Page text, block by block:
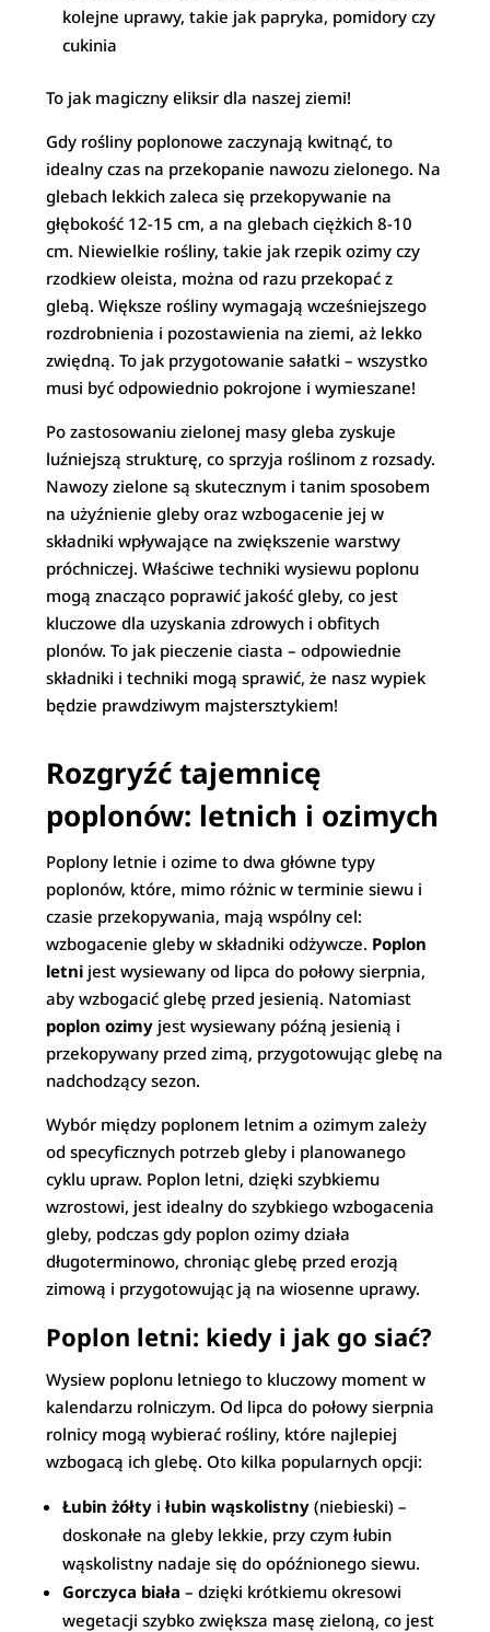
kolejne uprawy, takie jak papryka, pomidory czy
cukinia
To jak magiczny eliksir dla naszej ziemi!
Gdy rośliny poplonowe zaczynają kwitnąć, to
idealny czas na przekopanie nawozu zielonego. Na
glebach lekkich zaleca się przekopywanie na
głębokość 12-15 cm, a na glebach ciężkich 8-10
cm. Niewielkie rośliny, takie jak rzepik ozimy czy
rzodkiew oleista, można od razu przekopać z
glebą. Większe rośliny wymagają wcześniejszego
rozdrobnienia i pozostawienia na ziemi, aż lekko
zwiędną. To jak przygotowanie sałatki – wszystko
musi być odpowiednio pokrojone i wymieszane!
Po zastosowaniu zielonej masy gleba zyskuje
luźniejszą strukturę, co sprzyja roślinom z rozsady.
Nawozy zielone są skutecznym i tanim sposobem
na użyźnienie gleby oraz wzbogacenie jej w
składniki wpływające na zwiększenie warstwy
próchniczej. Właściwe techniki wysiewu poplonu
mogą znacząco poprawić jakość gleby, co jest
kluczowe dla uzyskania zdrowych i obfitych
plonów. To jak pieczenie ciasta – odpowiednie
składniki i techniki mogą sprawić, że nasz wypiek
będzie prawdziwym majstersztykiem!
Rozgryźć tajemnicę
poplonów: letnich i ozimych
Poplony letnie i ozime to dwa główne typy
poplonów, które, mimo różnic w terminie siewu i
czasie przekopywania, mają wspólny cel:
wzbogacenie gleby w składniki odżywcze. Poplon
letni jest wysiewany od lipca do połowy sierpnia,
aby wzbogacić glebę przed jesienią. Natomiast
poplon ozimy jest wysiewany późną jesienią i
przekopywany przed zimą, przygotowując glebę na
nadchodzący sezon.
Wybór między poplonem letnim a ozimym zależy
od specyficznych potrzeb gleby i planowanego
cyklu upraw. Poplon letni, dzięki szybkiemu
wzrostowi, jest idealny do szybkiego wzbogacenia
gleby, podczas gdy poplon ozimy działa
długoterminowo, chroniąc glebę przed erozją
zimową i przygotowując ją na wiosenne uprawy.
Poplon letni: kiedy i jak go siać?
Wysiew poplonu letniego to kluczowy moment w
kalendarzu rolniczym. Od lipca do połowy sierpnia
rolnicy mogą wybierać rośliny, które najlepiej
wzbogacą ich glebę. Oto kilka popularnych opcji:
Łubin żółty iłubin wąskolistny (niebieski) –
doskonałe na gleby lekkie, przy czym łubin
wąskolistny nadaje się do opóźnionego siewu.
Gorczyca biała – dzięki krótkiemu okresowi
wegetacji szybko zwiększa masę zieloną, co jest